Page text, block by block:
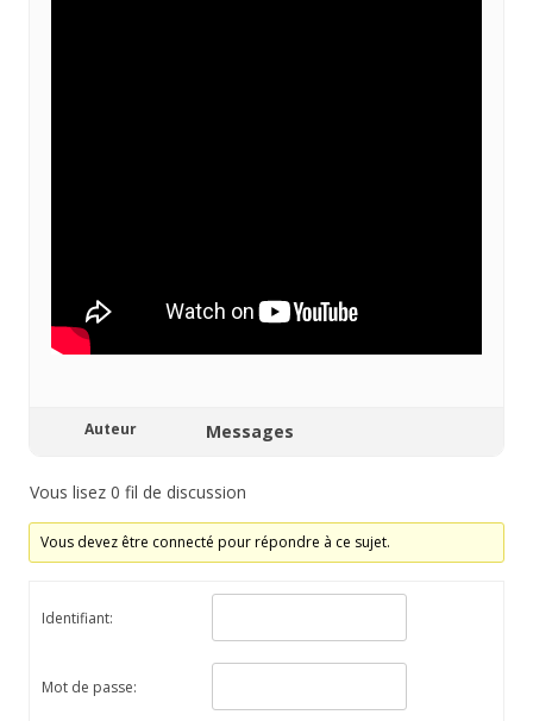
Auteur Messages
Vous lisez 0 fil de discussion
Vous devez être connecté pour répondre à ce sujet.
Identifiant:
Mot de passe: